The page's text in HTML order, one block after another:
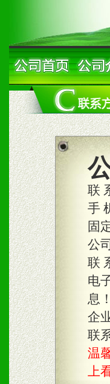
联
手
固
公
联
电
息！
企
联
温
上